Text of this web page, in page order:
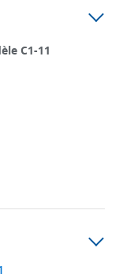
C1-11